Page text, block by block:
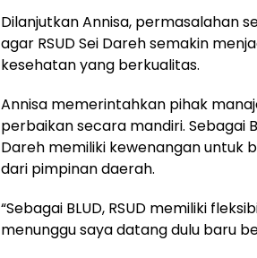
Dilanjutkan Annisa, permasalahan
agar RSUD Sei Dareh semakin
kesehatan yang berkualitas.
Annisa memerintahkan pihak
perbaikan secara mandiri. Sebagai
Dareh memiliki kewenangan untuk
dari pimpinan daerah.
“Sebagai BLUD, RSUD memiliki
menunggu saya datang dulu baru